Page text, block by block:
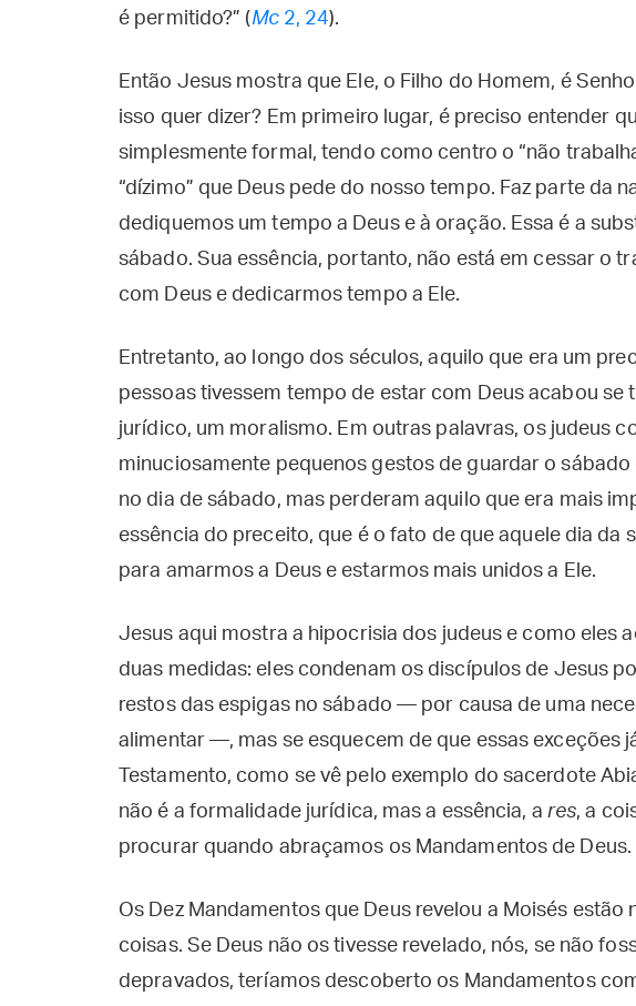
é permitido?” (Mc2, 24).
Então Jesus mostra que Ele, o Filho do Homem, é
isso quer dizer? Em primeiro lugar, é preciso entender
simplesmente formal, tendo como centro o “não
“dízimo” que Deus pede do nosso tempo. Faz parte da
dediquemos um tempo a Deus e à oração. Essa é a
sábado. Sua essência, portanto, não está em cessar o
com Deus e dedicarmos tempo a Ele.
Entretanto, ao longo dos séculos, aquilo que era um
pessoas tivessem tempo de estar com Deus acabou se
jurídico, um moralismo. Em outras palavras, os judeus
minuciosamente pequenos gestos de guardar o
no dia de sábado, mas perderam aquilo que era mais
essência do preceito, que é o fato de que aquele dia da
para amarmos a Deus e estarmos mais unidos a Ele.
Jesus aqui mostra a hipocrisia dos judeus e como eles
duas medidas: eles condenam os discípulos de Jesus
restos das espigas no sábado — por causa de uma
alimentar —, mas se esquecem de que essas exceções
Testamento, como se vê pelo exemplo do sacerdote
não é a formalidade jurídica, mas a essência, a res, a
procurar quando abraçamos os Mandamentos de Deus.
Os Dez Mandamentos que Deus revelou a Moisés estão
coisas. Se Deus não os tivesse revelado, nós, se não
depravados, teríamos descoberto os Mandamentos